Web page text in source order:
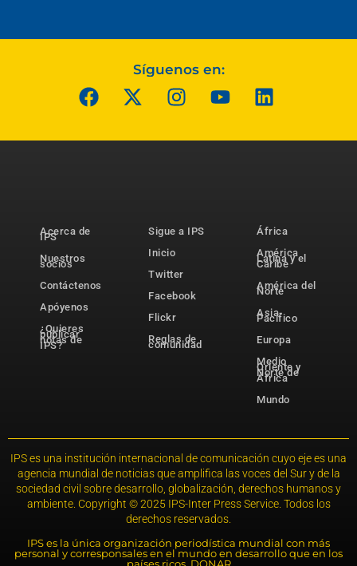
Síguenos en:
Acerca de
IPS
Nuestros
socios
Contáctenos
Apóyenos
¿Quieres
publicar
notas de
IPS?
Sigue a IPS
Inicio
Twitter
Facebook
Flickr
Reglas de
comunidad
África
América
Latina y el
Caribe
América del
Norte
Asia-
Pacífico
Europa
Medio
Oriente y
Norte de
África
Mundo
IPS es una institución internacional de comunicación cuyo eje es una
agencia mundial de noticias que amplifica las voces del Sur y de la
sociedad civil sobre desarrollo, globalización, derechos humanos y
ambiente. Copyright © 2025 IPS-Inter Press Service. Todos los
derechos reservados.
IPS es la única organización periodística mundial con más
personal y corresponsales en el mundo en desarrollo que en los